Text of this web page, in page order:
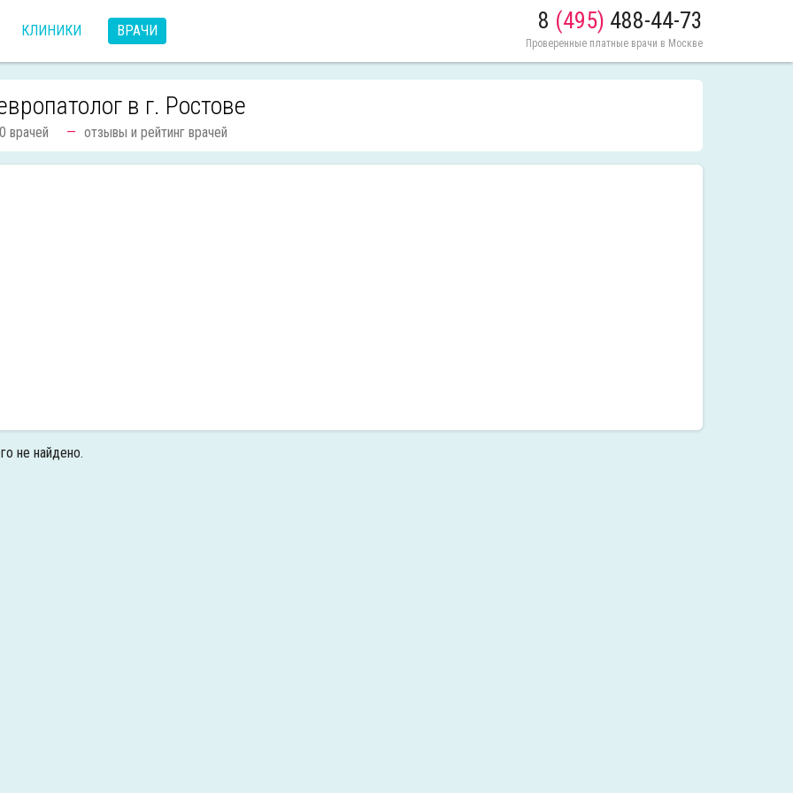
КЛИНИКИ ВРАЧИ 8 (495) 488-44-73
Проверенные платные врачи в Москве
в г. Ростове
0 врачей отзывы и рейтинг врачей
не найдено.